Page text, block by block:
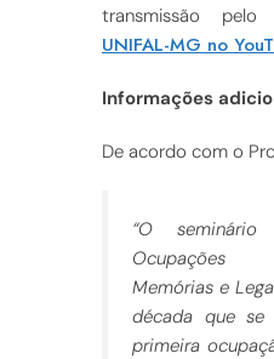
transmissão pelo
UNIFAL-MG no
Informações
De acordo com o
“O seminário
Ocupações
Memórias e
década que se
primeira